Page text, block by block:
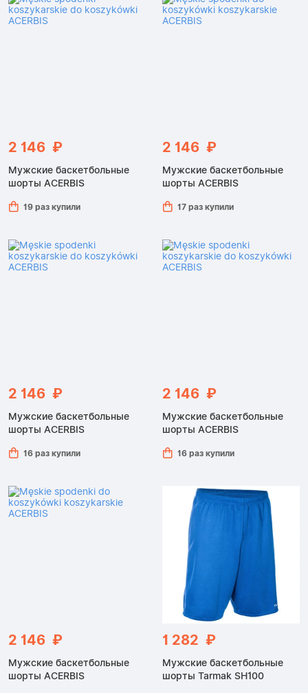
2 146 ₽
Мужские баскетбольные
шорты ACERBIS
19 раз купили
2 146 ₽
Мужские баскетбольные
шорты ACERBIS
17 раз купили
2 146 ₽
Мужские баскетбольные
шорты ACERBIS
16 раз купили
2 146 ₽
Мужские баскетбольные
шорты ACERBIS
16 раз купили
2 146 ₽
Мужские баскетбольные
шорты ACERBIS
1 282 ₽
Мужские баскетбольные
шорты Tarmak SH100